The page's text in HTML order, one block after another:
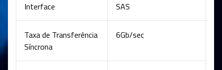
Interface SAS
Taxa de Transferência
Síncrona
6Gb/sec